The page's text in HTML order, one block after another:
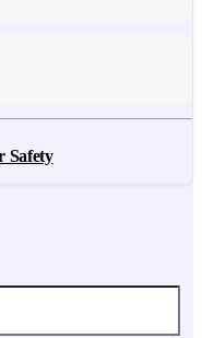
Safety